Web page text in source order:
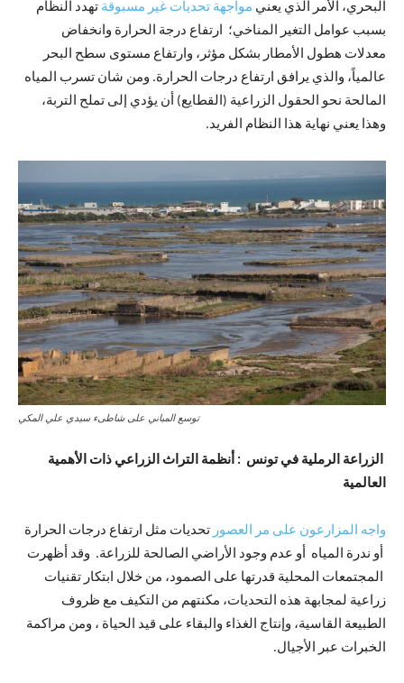
البحري، الأمر الذي يعني مواجهة تحديات غير مسبوقة تهدد النظام
بسبب عوامل التغير المناخي؛ ارتفاع درجة الحرارة وانخفاض
معدلات هطول الأمطار بشكل مؤثر، وارتفاع مستوى سطح البحر
عالمياً، والذي يرافق ارتفاع درجات الحرارة. ومن شان تسرب المياه
المالحة نحو الحقول الزراعية (القطايع) أن يؤدي إلى تملح التربة،
وهذا يعني نهاية هذا النظام الفريد.
توسع المباني على شاطىء سيدي علي المكي
الزراعة الرملية في تونس : أنظمة التراث الزراعي ذات الأهمية
العالمية
واجه المزارعون على مر العصور تحديات مثل ارتفاع درجات الحرارة
أو ندرة المياه أو عدم وجود الأراضي الصالحة للزراعة. وقد أظهرت
المجتمعات المحلية قدرتها على الصمود، من خلال ابتكار تقنيات
زراعية لمجابهة هذه التحديات، مكنتهم من التكيف مع ظروف
الطبيعة القاسية، وإنتاج الغذاء والبقاء على قيد الحياة ، ومن مراكمة
الخبرات عبر الأجيال.